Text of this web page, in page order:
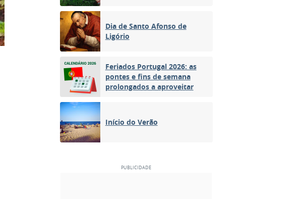
Dia de Santo Afonso de
Ligório
Feriados Portugal 2026: as
pontes e fins de semana
prolongados a aproveitar
Início do Verão